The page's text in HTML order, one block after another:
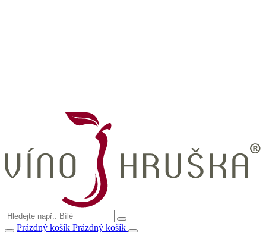
Prázdný košík Prázdný košík